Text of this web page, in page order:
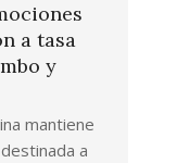
a tasa
y
mantiene
a